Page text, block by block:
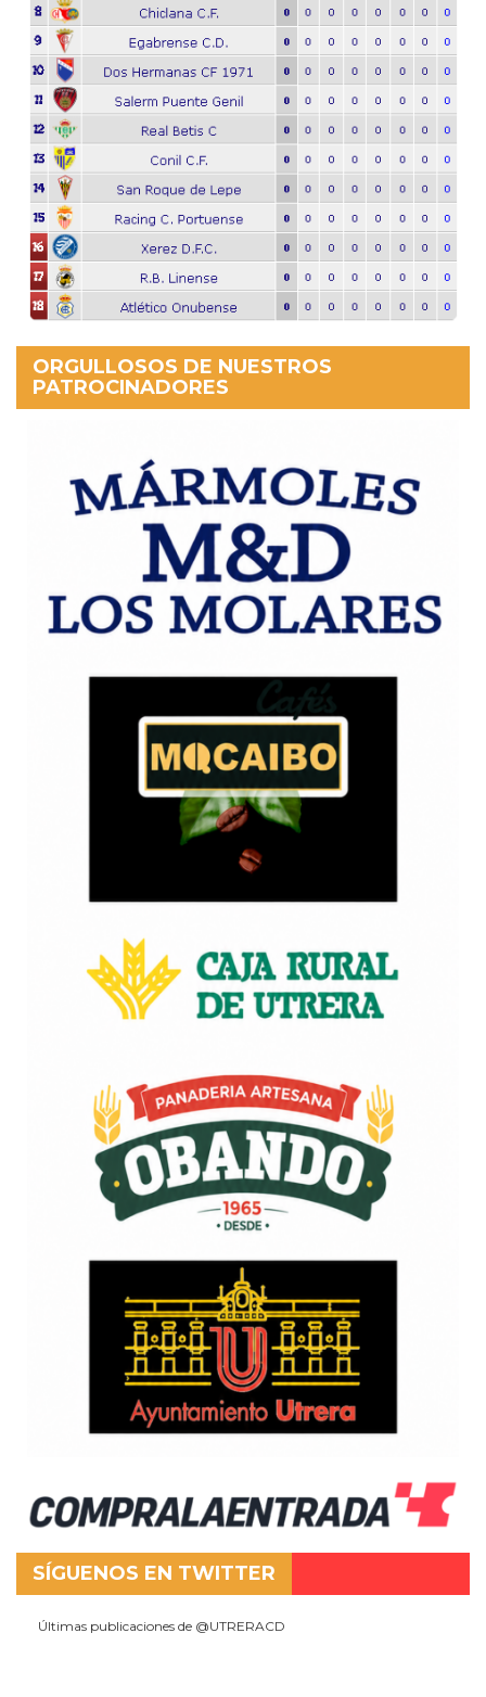
ORGULLOSOS DE NUESTROS
PATROCINADORES
SÍGUENOS EN TWITTER
Últimas publicaciones de @UTRERACD